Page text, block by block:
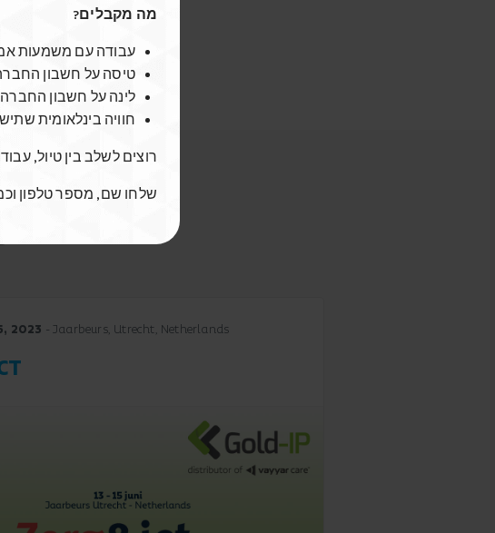
2023 - Jaarbeurs, Utrecht, Netherlands
מה מקבלים?
עבודה עם משמעות
טיסה על חשבון
לינה על חשבון
חוויה בינלאומית
רוצים לשלב בין טיול,
שלחו שם, מספר טלפון